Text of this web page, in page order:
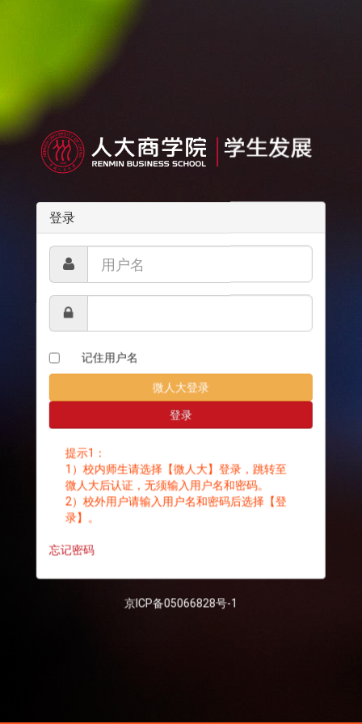
登录
记住用户名
微人大登录
登录
提示1：
1）校内师生请选择【微人大】登录，跳转至
微人大后认证，无须输入用户名和密码。
2）校外用户请输入用户名和密码后选择【登
录】。
忘记密码
京ICP备05066828号-1